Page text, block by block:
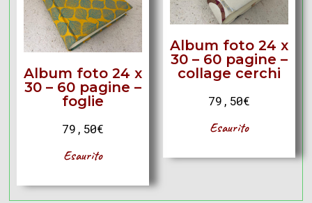
Album foto 24 x
30 – 60 pagine –
collage cerchi
79,50€
Esaurito
Album foto 24 x
30 – 60 pagine –
foglie
79,50€
Esaurito